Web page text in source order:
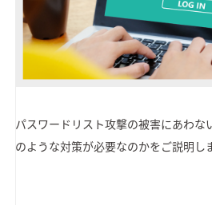
パスワードリスト攻撃の被害にあわな
のような対策が必要なのかをご説明し